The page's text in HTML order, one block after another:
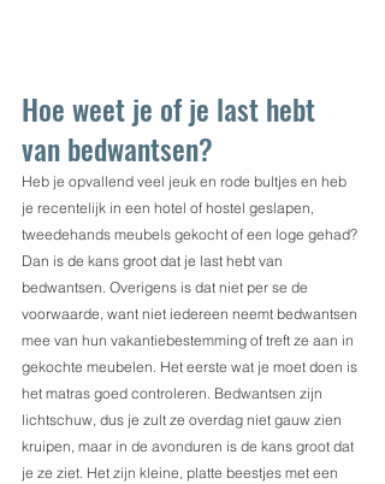
Hoe weet je of je last hebt
van bedwantsen?
Heb je opvallend veel jeuk en rode bultjes en heb
je recentelijk in een hotel of hostel geslapen,
tweedehands meubels gekocht of een loge gehad?
Dan is de kans groot dat je last hebt van
bedwantsen. Overigens is dat niet per se de
voorwaarde, want niet iedereen neemt bedwantsen
mee van hun vakantiebestemming of treft ze aan in
gekochte meubelen. Het eerste wat je moet doen is
het matras goed controleren. Bedwantsen zijn
lichtschuw, dus je zult ze overdag niet gauw zien
kruipen, maar in de avonduren is de kans groot dat
je ze ziet. Het zijn kleine, platte beestjes met een